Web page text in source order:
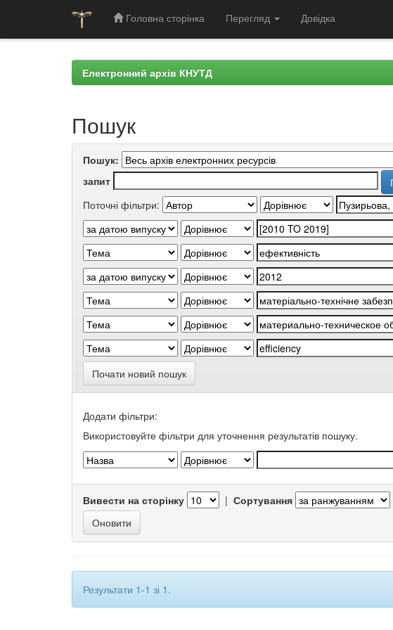
Головна сторінка Перегляд Довідка
Електронний архів КНУТД
Пошук
Пошук:
запит
Поточні фільтри:
Почати новий пошук
Додати фільтри:
Використовуйте фільтри для уточнення результатів пошуку.
Вивести на сторінку | Сортування
Результати 1-1 зі 1.